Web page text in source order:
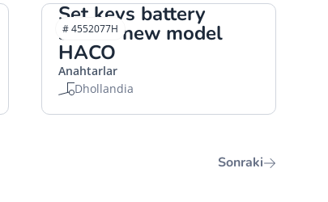
Set keys battery
switch new model
HACO
Anahtarlar
Dhollandia
# 4552077H
Sonraki